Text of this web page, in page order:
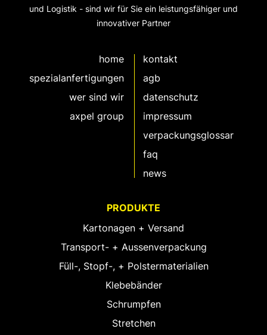
und Logistik - sind wir für Sie ein leistungsfähiger und
innovativer Partner
home
spezialanfertigungen
wer sind wir
axpel group
kontakt
agb
datenschutz
impressum
verpackungsglossar
faq
news
PRODUKTE
Kartonagen + Versand
Transport- + Aussenverpackung
Füll-, Stopf-, + Polstermaterialien
Klebebänder
Schrumpfen
Stretchen